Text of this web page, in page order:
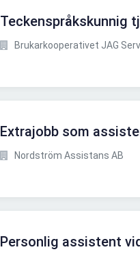
Teckenspråkskunnig
Brukarkooperativet JAG
Extrajobb som
Nordström Assistans AB
Personlig assistent